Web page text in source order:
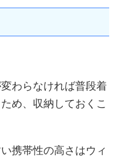
わらなければ普段着
め、収納しておくこ
携帯性の高さはウィ